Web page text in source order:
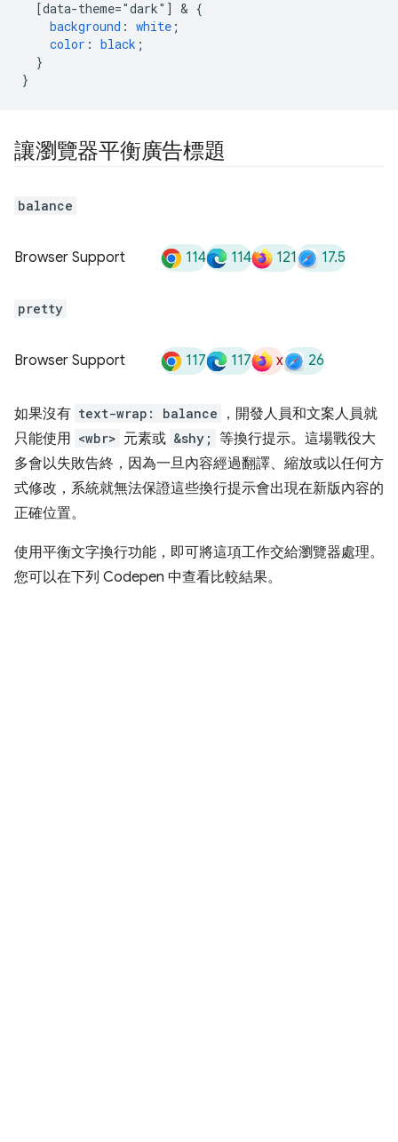
[data-theme="dark"] & {
background : white ;
color : black ;
}
}
讓瀏覽器平衡廣告標題
balance
Browser Support 114 114 121 17.5
pretty
Browser Support 117 117 x 26
如果沒有 text-wrap: balance
，開發人員和文案人員就
只能使用 <wbr> 元素或 &shy; 等換行提示。這場戰役大
多會以失敗告終，因為一旦內容經過翻譯、縮放或以任何方
式修改，系統就無法保證這些換行提示會出現在新版內容的
正確位置。
使用平衡文字換行功能，即可將這項工作交給瀏覽器處理。
您可以在下列 Codepen 中查看比較結果。